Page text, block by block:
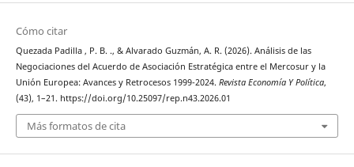
Cómo citar
Quezada Padilla , P. B. ., & Alvarado Guzmán, A. R. (2026). Análisis de las
Negociaciones del Acuerdo de Asociación Estratégica entre el Mercosur y la
Unión Europea: Avances y Retrocesos 1999-2024. Revista Economía Y Política,
(43), 1–21. https://doi.org/10.25097/rep.n43.2026.01
Más formatos de cita